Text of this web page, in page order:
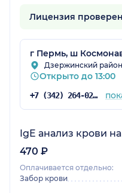
Лицензия
г Пермь, ш
Дзержинский район
Открыто до 13:00
+7 (342) 264-02-09
IgE анализ крови
470 ₽
Оплачивается отдельно:
Забор крови